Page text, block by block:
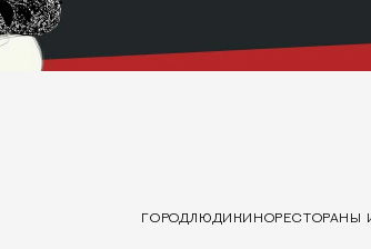
ГОРОДЛЮДИ КИНОРЕСТОРАНЫ